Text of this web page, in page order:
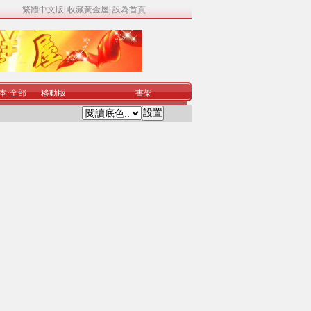
繁體中文版 收藏黃金屋 設為首頁
·全部 移動版 書架